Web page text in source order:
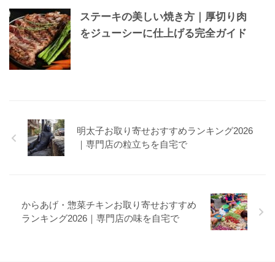
ステーキの美しい焼き方｜厚切り肉
をジューシーに仕上げる完全ガイド
明太子お取り寄せおすすめランキング2026
｜専門店の粒立ちを自宅で
からあげ・惣菜チキンお取り寄せおすすめ
ランキング2026｜専門店の味を自宅で